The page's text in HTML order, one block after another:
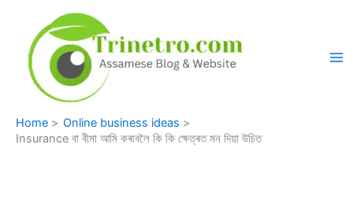
content
Home
Online business ideas
Insurance বা বীমা আমি কৰাবলৈ কি কি ক্ষেত্ৰত মন দিয়া উচিত